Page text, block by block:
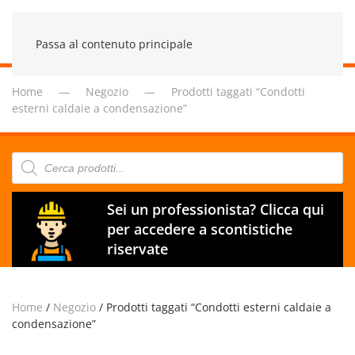
Passa al contenuto principale
Home Negozio
Prodotti taggati “Condotti
esterni caldaie a condensazione”
Products
search
Sei un professionista? Clicca qui
per accedere a scontistiche
riservate
Home / Negozio / Prodotti taggati “Condotti esterni caldaie a
condensazione”